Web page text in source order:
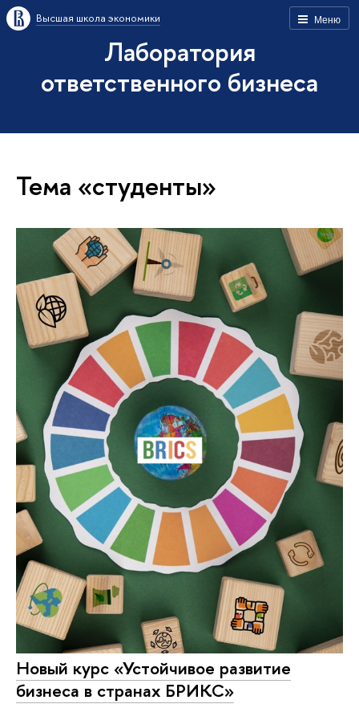
Меню
Высшая школа экономики
Лаборатория
ответственного бизнеса
Тема «студенты»
Новый курс «Устойчивое развитие
бизнеса в странах БРИКС»